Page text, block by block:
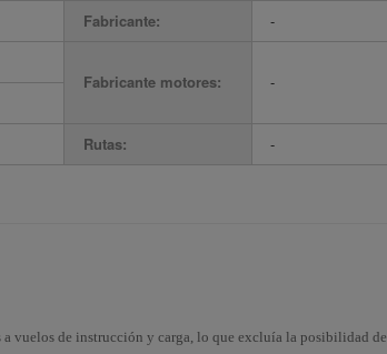
Fabricante:
-
Fabricante motores:
-
Rutas: -
a vuelos de instrucción y carga, lo que excluía la posibilidad de